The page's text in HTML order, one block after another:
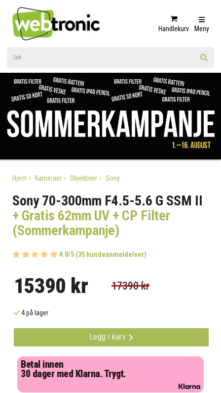
Handlekurv Meny
Hjem Kameraer Objektiver Sony
Sony 70-300mm F4.5-5.6 G SSM II
+ Gratis 62mm UV + CP Filter
(Sommerkampanje)
4.8/5 (35 kundeanmeldelser)
15390 kr 17390 kr
4 på lager
Legg i kurv
Betal innen
30 dager med Klarna. Trygt.